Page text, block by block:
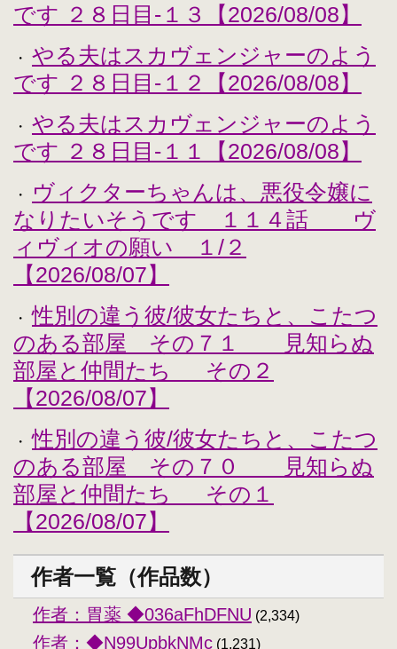
です ２８日目-１３【2026/08/08】
・
やる夫はスカヴェンジャーのよう
です ２８日目-１２【2026/08/08】
・
やる夫はスカヴェンジャーのよう
です ２８日目-１１【2026/08/08】
・
ヴィクターちゃんは、悪役令嬢に
なりたいそうです １１４話 ヴ
ィヴィオの願い １/２
【2026/08/07】
・
性別の違う彼/彼女たちと、こたつ
のある部屋 その７１ 見知らぬ
部屋と仲間たち その２
【2026/08/07】
・
性別の違う彼/彼女たちと、こたつ
のある部屋 その７０ 見知らぬ
部屋と仲間たち その１
【2026/08/07】
作者一覧（作品数）
作者：胃薬 ◆036aFhDFNU (2,334)
作者：◆N99UpbkNMc (1,231)